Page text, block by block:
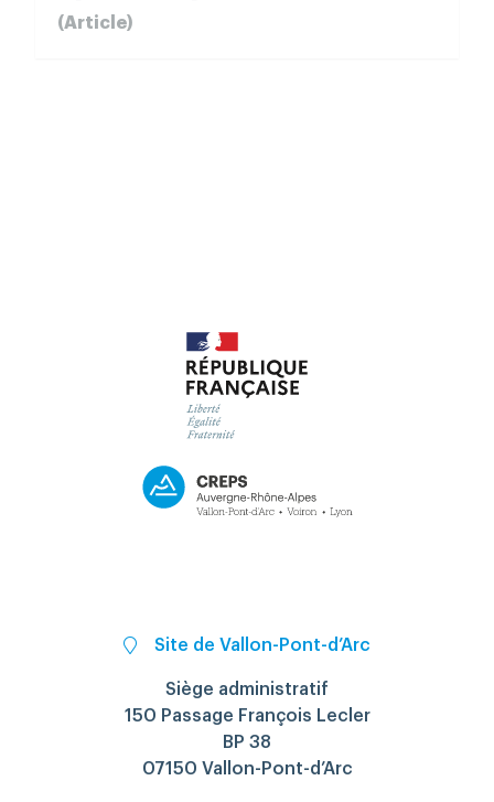
(Article)
Site de Vallon-Pont-d’Arc
Siège administratif
150 Passage François Lecler
BP 38
07150 Vallon-Pont-d’Arc